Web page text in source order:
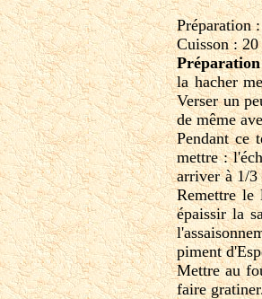
Préparation
Cuisson :
la hacher
Verser un
de même
Pendant ce
mettre :
arriver à 1/3
Remettre le
épaissir la
piment
Mettre au
faire